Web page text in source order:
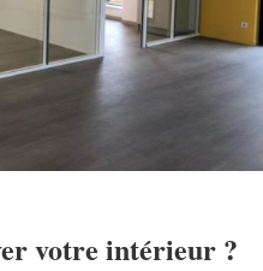
votre intérieur ?